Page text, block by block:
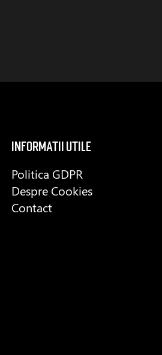
informatii utile
Politica GDPR
Despre Cookies
Contact